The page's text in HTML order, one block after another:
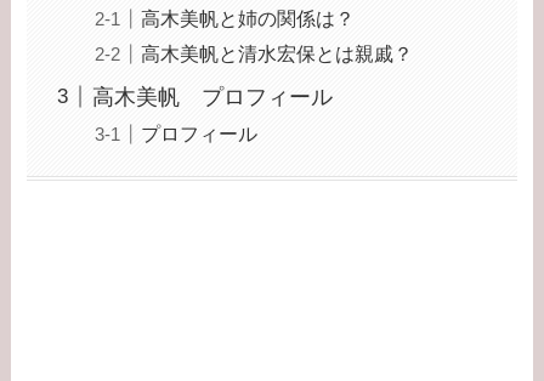
高木美帆と姉の関係は？
高木美帆と清水宏保とは親戚？
高木美帆 プロフィール
プロフィール